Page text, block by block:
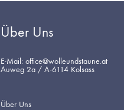
Über Uns
E-Mail: office@wolleundstaune.at
Auweg 2a / A-6114 Kolsass
Über Uns